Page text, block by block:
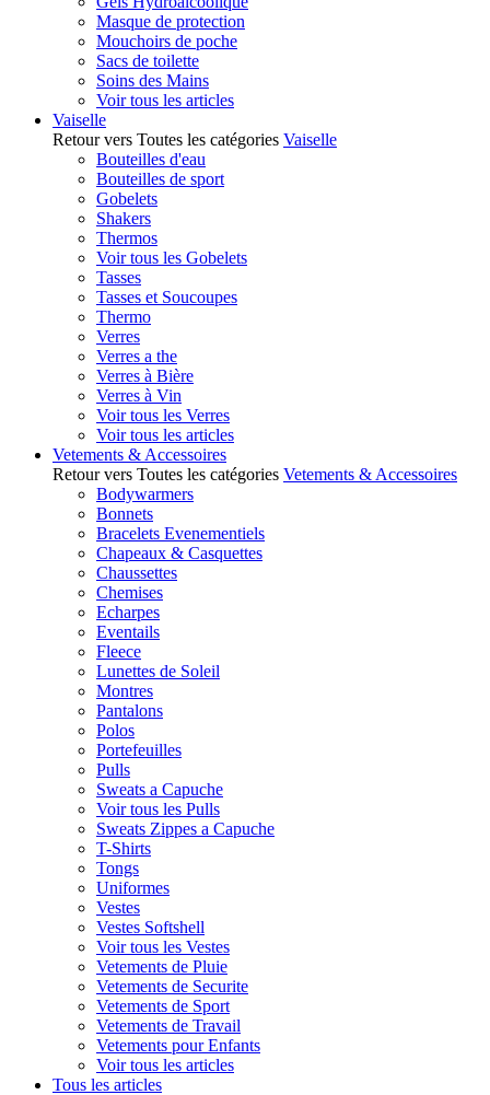
Masque de protection
Mouchoirs de poche
Sacs de toilette
Soins des Mains
Voir tous les articles
Vaiselle
Retour vers Toutes les catégories Vaiselle
Bouteilles d'eau
Bouteilles de sport
Gobelets
Shakers
Thermos
Voir tous les Gobelets
Tasses
Tasses et Soucoupes
Thermo
Verres
Verres a the
Verres à Bière
Verres à Vin
Voir tous les Verres
Voir tous les articles
Vetements & Accessoires
Retour vers Toutes les catégories Vetements & Accessoires
Bodywarmers
Bonnets
Bracelets Evenementiels
Chapeaux & Casquettes
Chaussettes
Chemises
Echarpes
Eventails
Fleece
Lunettes de Soleil
Montres
Pantalons
Polos
Portefeuilles
Pulls
Sweats a Capuche
Voir tous les Pulls
Sweats Zippes a Capuche
T-Shirts
Tongs
Uniformes
Vestes
Vestes Softshell
Voir tous les Vestes
Vetements de Pluie
Vetements de Securite
Vetements de Sport
Vetements de Travail
Vetements pour Enfants
Voir tous les articles
Tous les articles